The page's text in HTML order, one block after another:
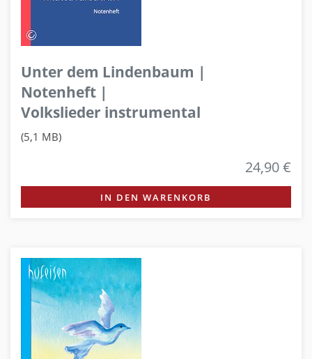
Unter dem Lindenbaum |
Notenheft |
Volkslieder instrumental
(5,1 MB)
24,90 €
IN DEN WARENKORB